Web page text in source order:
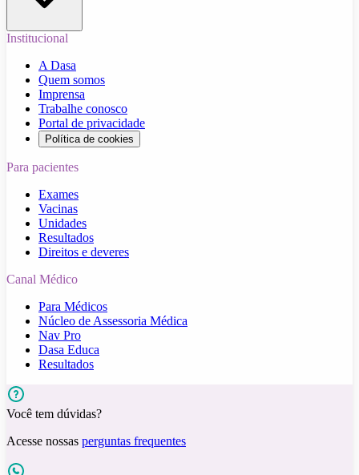
Institucional
A Dasa
Quem somos
Imprensa
Trabalhe conosco
Portal de privacidade
Política de cookies
Para pacientes
Exames
Vacinas
Unidades
Resultados
Direitos e deveres
Canal Médico
Para Médicos
Núcleo de Assessoria Médica
Nav Pro
Dasa Educa
Resultados
Você tem dúvidas?
Acesse nossas perguntas frequentes